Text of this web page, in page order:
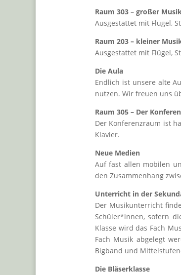
Raum 303 – großer
Ausgestattet mit Flügel,
Raum 203 – kleiner
Ausgestattet mit Flügel,
Die Aula
Endlich ist unsere alte
nutzen. Wir freuen uns
Raum 305 – Der
Der Konferenzraum ist
Klavier.
Neue Medien
Auf fast allen mobilen
den Zusammenhang
Unterricht in der
Der Musikunterricht
Schüler*innen, sofern
Klasse wird das Fach
Fach Musik abgelegt
Bigband und
Die Bläserklasse